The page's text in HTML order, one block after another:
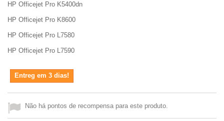
HP Officejet Pro K5400dn
HP Officejet Pro K8600
HP Officejet Pro L7580
HP Officejet Pro L7590
Entreg em 3 dias!
Não há pontos de recompensa para este produto.